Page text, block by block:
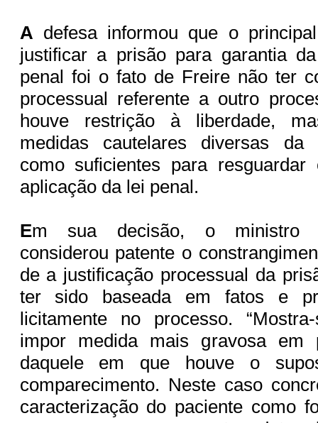
A defesa informou que o
justificar a prisão para garantia
penal foi o fato de Freire não ter
processual referente a outro
houve restrição à liberdade,
medidas cautelares diversas da
como suficientes para
aplicação da lei penal.
Em sua decisão, o ministro
considerou patente o
de a justificação processual da
ter sido baseada em fatos e
licitamente no processo.
impor medida mais gravosa em
daquele em que houve o
comparecimento. Neste caso
caracterização do paciente como